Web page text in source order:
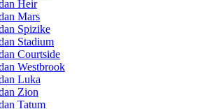
Heir
Mars
Spizike
Stadium
Courtside
Westbrook
Luka
Zion
Tatum